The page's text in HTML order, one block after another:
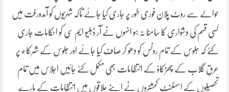
حوالے سے روٹ پلان فوری طور پر جاری کیا جائے تاکہ شہریوں کو آمدورفت میں
کسی قسم کی دشواری کا سامنا نہ ہو انہوں نے آر ڈبلیو ایم سی کو احکامات جاری
کئے کہ جلوس کے تمام روٹس کو دھو کر صاف کیا جائے اور جلوس کے شرکاء پر
عرقِ گلاب کے چھڑکاؤ کے انتظامات بھی مکمل کئے جائیں اجلاس میں تمام
تحصیلوں کے اسسٹنٹ کمشنروں نے اپنے علاقوں میں انتظامات کے بارے